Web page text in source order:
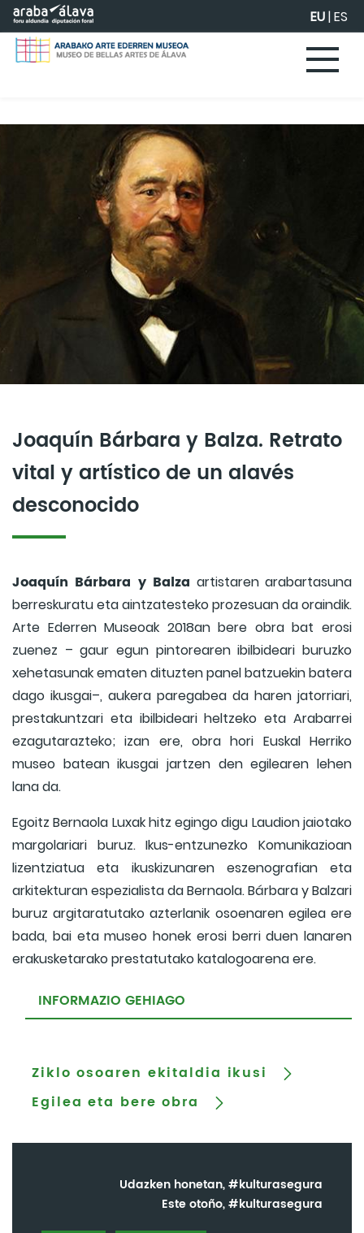
Eduki nagusira joan EU|ES
Joaquín Bárbara y Balza. Retrato
vital y artístico de un alavés
desconocido
Joaquín Bárbara y Balza artistaren arabartasuna
berreskuratu eta aintzatesteko prozesuan da oraindik.
Arte Ederren Museoak 2018an bere obra bat erosi
zuenez – gaur egun pintorearen ibilbideari buruzko
xehetasunak ematen dituzten panel batzuekin batera
dago ikusgai–, aukera paregabea da haren jatorriari,
prestakuntzari eta ibilbideari heltzeko eta Arabarrei
ezagutarazteko; izan ere, obra hori Euskal Herriko
museo batean ikusgai jartzen den egilearen lehen
lana da.
Egoitz Bernaola Luxak hitz egingo digu Laudion jaiotako
margolariari buruz. Ikus-entzunezko Komunikazioan
lizentziatua eta ikuskizunaren eszenografian eta
arkitekturan espezialista da Bernaola. Bárbara y Balzari
buruz argitaratutako azterlanik osoenaren egilea ere
bada, bai eta museo honek erosi berri duen lanaren
erakusketarako prestatutako katalogoarena ere.
INFORMAZIO GEHIAGO
Ziklo osoaren ekitaldia ikusi
Egilea eta bere obra
Udazken honetan, #kulturasegura
Este otoño, #kulturasegura